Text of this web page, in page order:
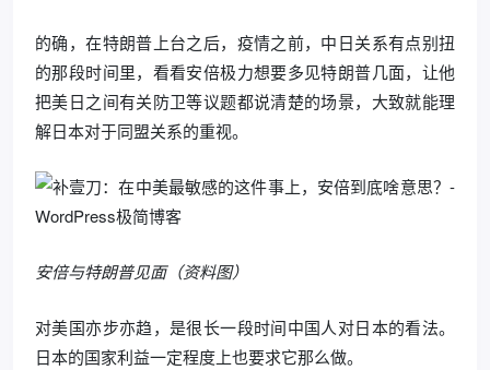
的确，在特朗普上台之后，疫情之前，中日关系有点别扭
的那段时间里，看看安倍极力想要多见特朗普几面，让他
把美日之间有关防卫等议题都说清楚的场景，大致就能理
解日本对于同盟关系的重视。
安倍与特朗普见面（资料图）
对美国亦步亦趋，是很长一段时间中国人对日本的看法。
日本的国家利益一定程度上也要求它那么做。